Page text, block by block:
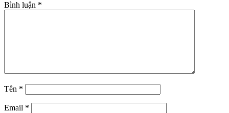
Bình luận *
Tên *
Email *